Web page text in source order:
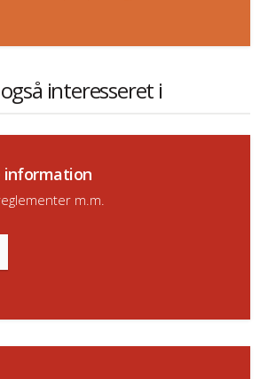
interesseret i
information
m.m.